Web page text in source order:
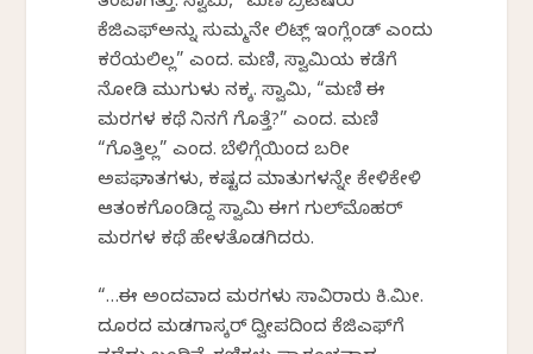
ಕೆಜಿಎಫ್‌ಅನ್ನು ಸುಮ್ಮನೇ ಲಿಟ್ಲ್ ಇಂಗ್ಲೆಂಡ್ ಎಂದು
ಕರೆಯಲಿಲ್ಲ” ಎಂದ. ಮಣಿ, ಸ್ವಾಮಿಯ ಕಡೆಗೆ
ನೋಡಿ ಮುಗುಳು ನಕ್ಕ. ಸ್ವಾಮಿ, “ಮಣಿ ಈ
ಮರಗಳ ಕಥೆ ನಿನಗೆ ಗೊತ್ತೆ?” ಎಂದ. ಮಣಿ
“ಗೊತ್ತಿಲ್ಲ” ಎಂದ. ಬೆಳಿಗ್ಗೆಯಿಂದ ಬರೀ
ಅಪಘಾತಗಳು, ಕಷ್ಟದ ಮಾತುಗಳನ್ನೇ ಕೇಳಿಕೇಳಿ
ಆತಂಕಗೊಂಡಿದ್ದ ಸ್ವಾಮಿ ಈಗ ಗುಲ್‌ಮೊಹರ್
ಮರಗಳ ಕಥೆ ಹೇಳತೊಡಗಿದರು.
“…ಈ ಅಂದವಾದ ಮರಗಳು ಸಾವಿರಾರು ಕಿ.ಮೀ.
ದೂರದ ಮಡಗಾಸ್ಕರ್ ದ್ವೀಪದಿಂದ ಕೆಜಿಎಫ್‌ಗೆ